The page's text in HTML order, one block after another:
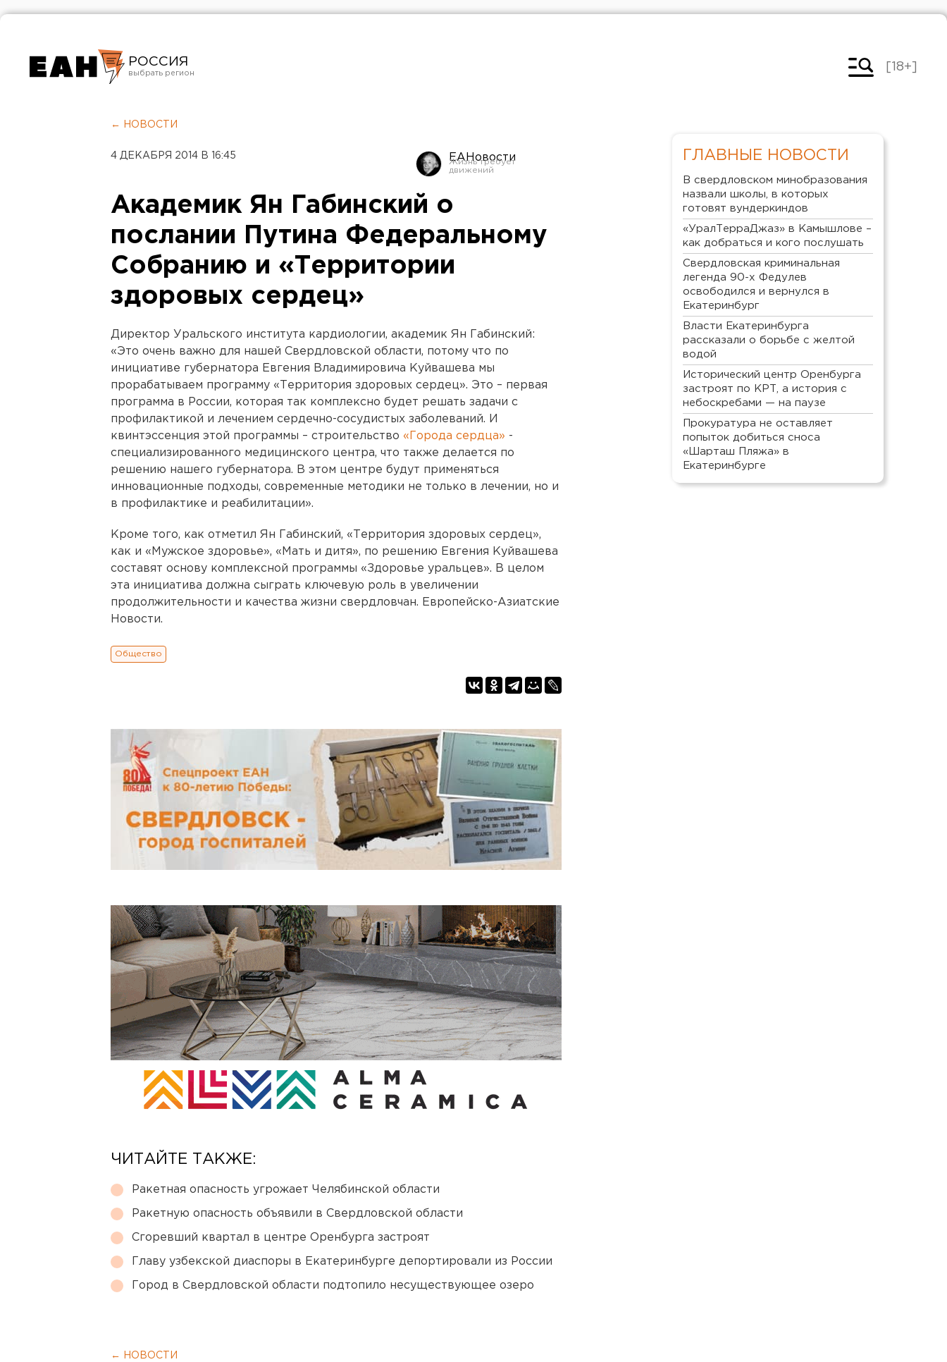
РОССИЯ
Челябинск
[18+]
← НОВОСТИ
4 ДЕКАБРЯ 2014 В 16:45 ЕАНовости
Академик Ян Габинский о
послании Путина Федеральному
Собранию и «Территории
здоровых сердец»
Директор Уральского института кардиологии, академик Ян Габинский:
«Это очень важно для нашей Свердловской области, потому что по
инициативе губернатора Евгения Владимировича Куйвашева мы
прорабатываем программу «Территория здоровых сердец». Это – первая
программа в России, которая так комплексно будет решать задачи с
профилактикой и лечением сердечно-сосудистых заболеваний. И
квинтэссенция этой программы – строительство «Города сердца» -
специализированного медицинского центра, что также делается по
решению нашего губернатора. В этом центре будут применяться
инновационные подходы, современные методики не только в лечении, но и
в профилактике и реабилитации».
Кроме того, как отметил Ян Габинский, «Территория здоровых сердец»,
как и «Мужское здоровье», «Мать и дитя», по решению Евгения Куйвашева
составят основу комплексной программы «Здоровье уральцев». В целом
эта инициатива должна сыграть ключевую роль в увеличении
продолжительности и качества жизни свердловчан. Европейско-Азиатские
Новости.
Общество
ЧИТАЙТЕ ТАКЖЕ:
Ракетная опасность угрожает Челябинской области
Ракетную опасность объявили в Свердловской области
Сгоревший квартал в центре Оренбурга застроят
Главу узбекской диаспоры в Екатеринбурге депортировали из России
Город в Свердловской области подтопило несуществующее озеро
← НОВОСТИ
ГЛАВНЫЕ НОВОСТИ
В свердловском минобразования
назвали школы, в которых
готовят вундеркиндов
«УралТерраДжаз» в Камышлове –
как добраться и кого послушать
Свердловская криминальная
легенда 90-х Федулев
освободился и вернулся в
Екатеринбург
Власти Екатеринбурга
рассказали о борьбе с желтой
водой
Исторический центр Оренбурга
застроят по КРТ, а история с
небоскребами — на паузе
Прокуратура не оставляет
попыток добиться сноса
«Шарташ Пляжа» в
Екатеринбурге